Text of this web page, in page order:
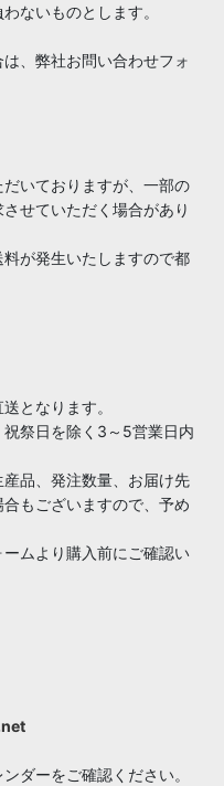
ないものとします。
、弊社お問い合わせフォ
いておりますが、一部の
せていただく場合があり
が発生いたしますので都
となります。
祭日を除く3～5営業日内
品、発注数量、お届け先
もございますので、予め
ムより購入前にご確認い
ダーをご確認ください。